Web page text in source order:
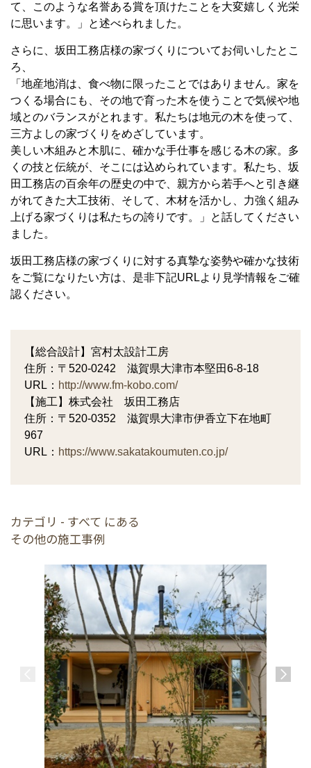
て、このような名誉ある賞を頂けたことを大変嬉しく光栄
に思います。」と述べられました。
さらに、坂田工務店様の家づくりについてお伺いしたとこ
ろ、
「地産地消は、⾷べ物に限ったことではありません。家を
つくる場合にも、その地で育った⽊を使うことで気候や地
域とのバランスがとれます。私たちは地元の⽊を使って、
三⽅よしの家づくりをめざしています。
美しい木組みと木肌に、確かな手仕事を感じる木の家。多
くの技と伝統が、そこには込められています。私たち、坂
田工務店の百余年の歴史の中で、親方から若手へと引き継
がれてきた大工技術、そして、木材を活かし、力強く組み
上げる家づくりは私たちの誇りです。」と話してください
ました。
坂田工務店様の家づくりに対する真摯な姿勢や確かな技術
をご覧になりたい方は、是非下記URLより見学情報をご確
認ください。
【総合設計】宮村太設計工房
住所：〒520-0242 滋賀県大津市本堅田6-8-18
URL： http://www.fm-kobo.com/
【施工】株式会社 坂田工務店
住所：〒520-0352 滋賀県大津市伊香立下在地町
967
URL： https://www.sakatakoumuten.co.jp/
カテゴリ - すべて にある
その他の施工事例